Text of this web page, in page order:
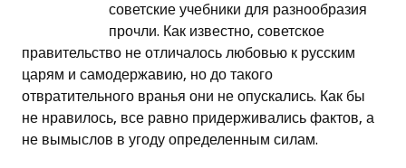
советские учебники для разнообразия
прочли. Как известно, советское
правительство не отличалось любовью к русским
царям и самодержавию, но до такого
отвратительного вранья они не опускались. Как бы
не нравилось, все равно придерживались фактов, а
не вымыслов в угоду определенным силам.